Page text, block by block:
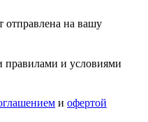
отправлена на вашу
правилами и условиями
и офертой